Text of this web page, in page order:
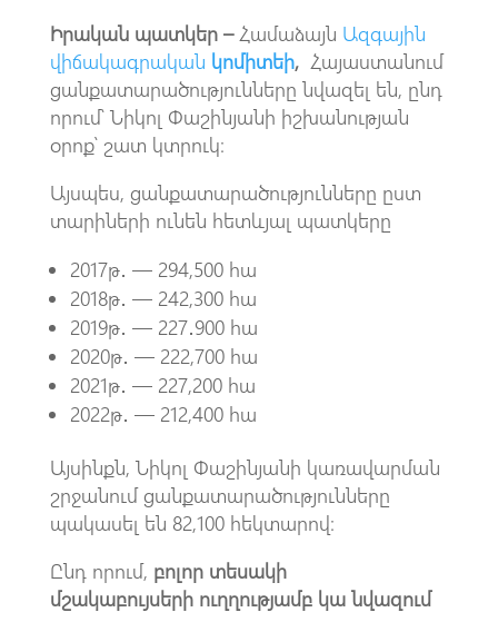
Իրական պատկեր –Համաձայն Ազգային
վիճակագրական կոմիտեի,Հայաստանում
ցանքատարածությունները նվազել են, ընդ
որում՝ Նիկոլ Փաշինյանի իշխանության
օրոք՝ շատ կտրուկ։
Այսպես, ցանքատարածությունները ըստ
տարիների ունեն հետևյալ պատկերը
2017թ․ — 294,500 հա
2018թ․ — 242,300 հա
2019թ․ — 227․900 հա
2020թ․ — 222,700 հա
2021թ․ — 227,200 հա
2022թ․ — 212,400 հա
Այսինքն, Նիկոլ Փաշինյանի կառավարման
շրջանում ցանքատարածությունները
պակասել են 82,100 հեկտարով։
Ընդ որում, բոլոր տեսակի
մշակաբույսերի ուղղությամբ կա նվազում